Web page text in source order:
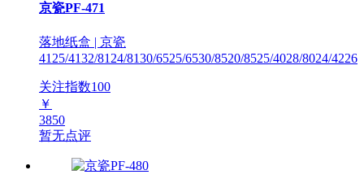
京瓷PF-471
落地纸盒 | 京瓷
4125/4132/8124/8130/6525/6530/8520/8525/4028/8024/4226
关注指数100
￥
3850
暂无点评